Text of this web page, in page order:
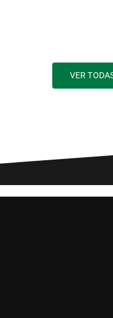
VER